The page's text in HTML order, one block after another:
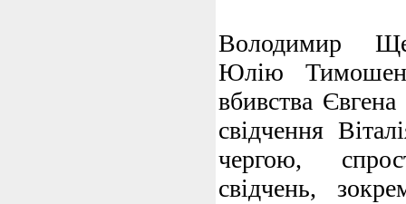
Володимир
Юлію
вбивства
свідчення
чергою,
свідчень,